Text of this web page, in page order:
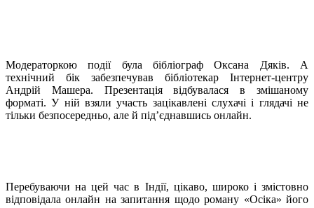
Модераторкою події була бібліограф Оксана Дяків. А
технічний бік забезпечував бібліотекар Інтернет-центру
Андрій Машера. Презентація відбувалася в змішаному
форматі. У ній взяли участь зацікавлені слухачі і глядачі не
тільки безпосередньо, але й під’єднавшись онлайн.
Перебуваючи на цей час в Індії, цікаво, широко і змістовно
відповідала онлайн на запитання щодо роману «Осіка» його